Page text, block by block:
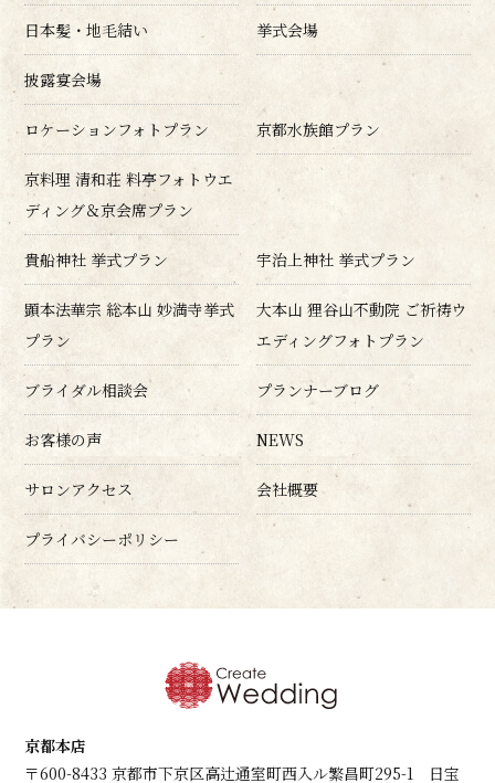
日本髪・地毛結い 挙式会場
披露宴会場
ロケーションフォトプラン 京都水族館プラン
京料理 清和荘 料亭フォトウエ
ディング＆京会席プラン
貴船神社 挙式プラン 宇治上神社 挙式プラン
顕本法華宗 総本山 妙満寺挙式
プラン
大本山 狸谷山不動院 ご祈祷ウ
エディングフォトプラン
ブライダル相談会 プランナーブログ
お客様の声 NEWS
サロンアクセス 会社概要
プライバシーポリシー
京都本店
〒600-8433 京都市下京区高辻通室町西入ル繁昌町295-1 日宝